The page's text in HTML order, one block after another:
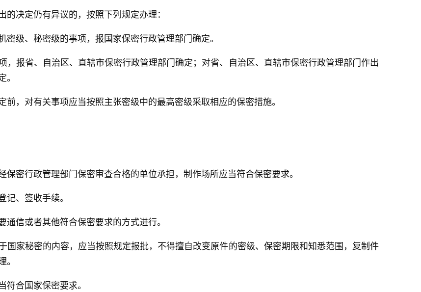
决定仍有异议的，按照下列规定办理：
密级、秘密级的事项，报国家保密行政管理部门确定。
，报省、自治区、直辖市保密行政管理部门确定；对省、自治区、直辖市保密行政管理部门作出
，对有关事项应当按照主张密级中的最高密级采取相应的保密措施。
保密行政管理部门保密审查合格的单位承担，制作场所应当符合保密要求。
记、签收手续。
通信或者其他符合保密要求的方式进行。
国家秘密的内容，应当按照规定报批，不得擅自改变原件的密级、保密期限和知悉范围，复制件
符合国家保密要求。